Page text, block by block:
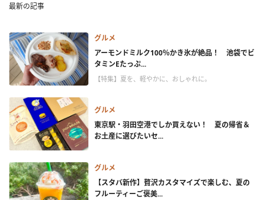
最新の記事
グルメ
アーモンドミルク100％かき氷が絶品！ 池袋でビ
タミンEたっぷ...
【特集】夏を、軽やかに、おしゃれに。
グルメ
東京駅・羽田空港でしか買えない！ 夏の帰省＆
お土産に選びたいセ...
グルメ
【スタバ新作】贅沢カスタマイズで楽しむ、夏の
フルーティーご褒美...